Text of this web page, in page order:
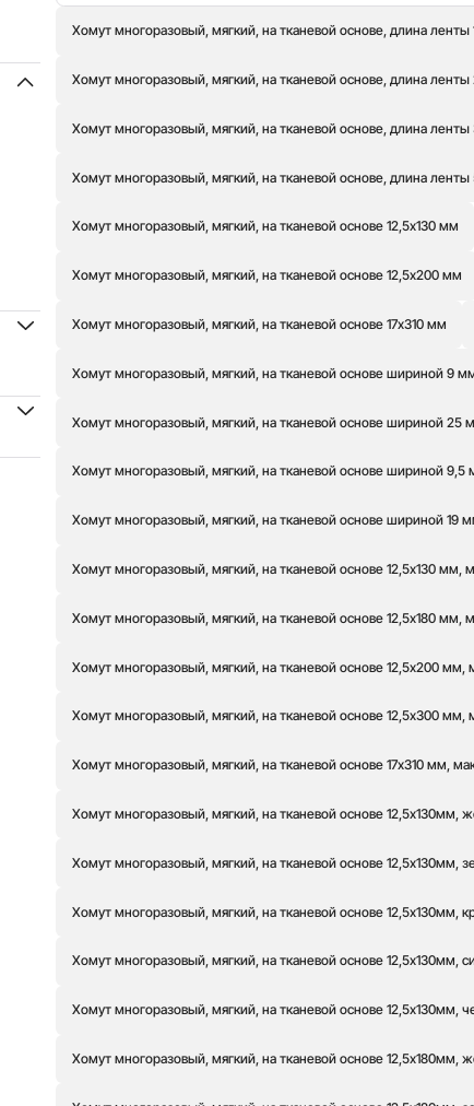
Хомут многоразовый, мягкий, на тканевой основе, длина ленты
Хомут многоразовый, мягкий, на тканевой основе, длина
Хомут многоразовый, мягкий, на тканевой основе, длина ленты
Хомут многоразовый, мягкий, на тканевой основе, длина
Хомут многоразовый, мягкий, на тканевой основе 12,5х130 мм
Хомут многоразовый, мягкий, на тканевой основе 12,5х200 мм
Хомут многоразовый, мягкий, на тканевой основе 17х310 мм
Хомут многоразовый, мягкий, на тканевой основе шириной 9
Хомут многоразовый, мягкий, на тканевой основе шириной 25
Хомут многоразовый, мягкий, на тканевой основе шириной 9,5
Хомут многоразовый, мягкий, на тканевой основе шириной 19
Хомут многоразовый, мягкий, на тканевой основе 12,5х130 мм,
Хомут многоразовый, мягкий, на тканевой основе 12,5х180 мм,
Хомут многоразовый, мягкий, на тканевой основе 12,5х200 мм,
Хомут многоразовый, мягкий, на тканевой основе 12,5х300 мм,
Хомут многоразовый, мягкий, на тканевой основе 17х310 мм,
Хомут многоразовый, мягкий, на тканевой основе 12,5х130мм,
Хомут многоразовый, мягкий, на тканевой основе 12,5х130мм,
Хомут многоразовый, мягкий, на тканевой основе 12,5х130мм,
Хомут многоразовый, мягкий, на тканевой основе 12,5х130мм,
Хомут многоразовый, мягкий, на тканевой основе 12,5х130мм,
Хомут многоразовый, мягкий, на тканевой основе 12,5х180мм,